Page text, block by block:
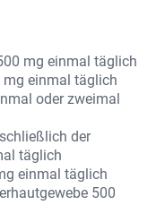
mg einmal täglich
mg einmal täglich
oder zweimal
der
täglich
einmal täglich
500